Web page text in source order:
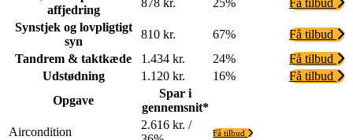
affjedring
Synstjek og lovpligtigt
syn
810 kr. 67%
Få tilbud
Tandrem & taktkæde
1.434 kr. 24%
Få tilbud
Udstødning
1.120 kr. 16%
Få tilbud
Opgave
Spar i
gennemsnit*
Aircondition
2.616 kr. /
Få tilbud